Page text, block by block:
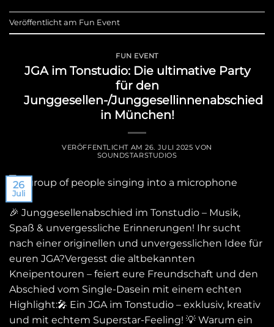
Veröffentlicht am Fun Event
FUN EVENT
JGA im Tonstudio: Die ultimative Party
für den
Junggesellen-/Junggesellinnenabschied
in München!
VERÖFFENTLICHT AM26. JULI 2025 VON
SOUNDSTARSTUDIOS
26
Juli
🎉 Junggesellenabschied im Tonstudio – Musik,
Spaß & unvergessliche Erinnerungen! Ihr sucht
nach einer originellen und unvergesslichen Idee für
euren JGA?Vergesst die altbekannten
Kneipentouren – feiert eure Freundschaft und den
Abschied vom Single-Dasein mit einem echten
Highlight:🎤 Ein JGA im Tonstudio – exklusiv, kreativ
und mit echtem Superstar-Feeling! 💡 Warum ein